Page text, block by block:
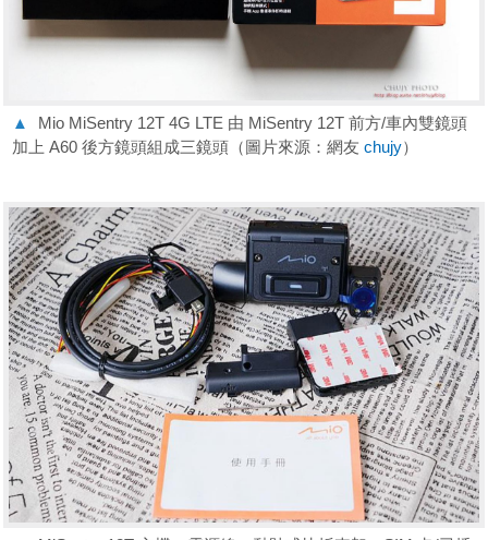
▲
Mio MiSentry 12T 4G LTE 由 MiSentry 12T 前方/車內雙鏡頭
加上 A60 後方鏡頭組成三鏡頭（圖片來源：網友 chujy）